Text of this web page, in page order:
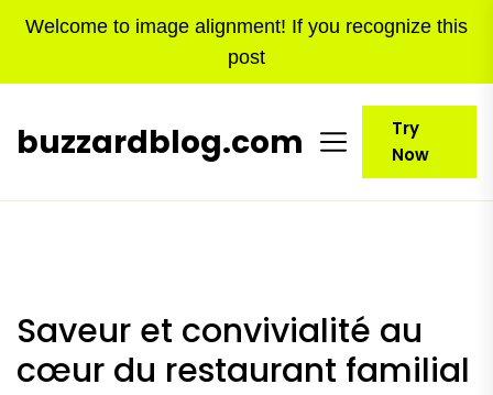
Welcome to image alignment! If you recognize this
post
buzzardblog.com
Try
Now
Saveur et convivialité au
cœur du restaurant familial